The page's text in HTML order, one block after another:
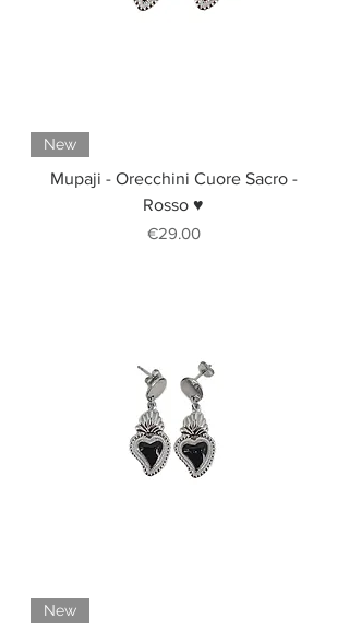
New
Mupaji - Orecchini Cuore Sacro -
Rosso ♥
Price
€29.00
New